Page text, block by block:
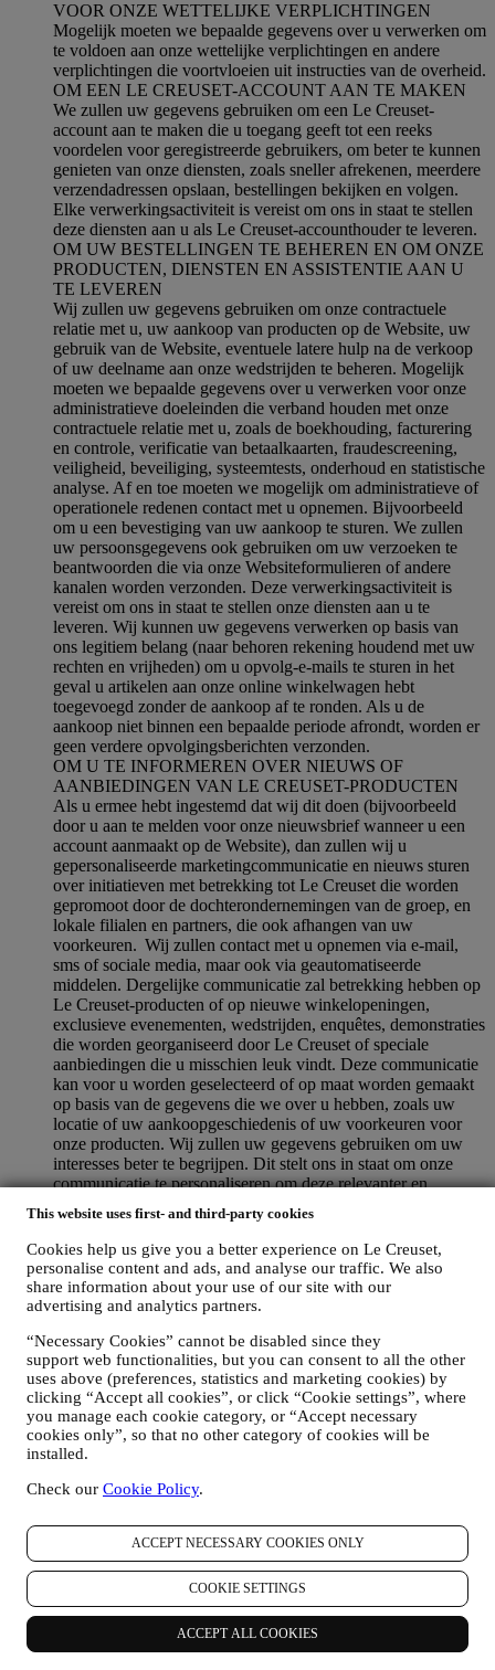
This website uses first- and third-party cookies
Cookies help us give you a better experience on Le Creuset,
personalise content and ads, and analyse our traffic. We also
share information about your use of our site with our
advertising and analytics partners.
“Necessary Cookies” cannot be disabled since they
support web functionalities, but you can consent to all the other
uses above (preferences, statistics and marketing cookies) by
clicking “Accept all cookies”, or click “Cookie settings”, where
you manage each cookie category, or “Accept necessary
cookies only”, so that no other category of cookies will be
installed.
Check our Cookie Policy.
ACCEPT NECESSARY COOKIES ONLY
COOKIE SETTINGS
ACCEPT ALL COOKIES
VOOR ONZE WETTELIJKE VERPLICHTINGEN
Mogelijk moeten we bepaalde gegevens over u verwerken om
te voldoen aan onze wettelijke verplichtingen en andere
verplichtingen die voortvloeien uit instructies van de overheid.
OM EEN LE CREUSET-ACCOUNT AAN TE MAKEN
We zullen uw gegevens gebruiken om een Le Creuset-
account aan te maken die u toegang geeft tot een reeks
voordelen voor geregistreerde gebruikers, om beter te kunnen
genieten van onze diensten, zoals sneller afrekenen, meerdere
verzendadressen opslaan, bestellingen bekijken en volgen.
Elke verwerkingsactiviteit is vereist om ons in staat te stellen
deze diensten aan u als Le Creuset-accounthouder te leveren.
OM UW BESTELLINGEN TE BEHEREN EN OM ONZE
PRODUCTEN, DIENSTEN EN ASSISTENTIE AAN U
TE LEVEREN
Wij zullen uw gegevens gebruiken om onze contractuele
relatie met u, uw aankoop van producten op de Website, uw
gebruik van de Website, eventuele latere hulp na de verkoop
of uw deelname aan onze wedstrijden te beheren. Mogelijk
moeten we bepaalde gegevens over u verwerken voor onze
administratieve doeleinden die verband houden met onze
contractuele relatie met u, zoals de boekhouding, facturering
en controle, verificatie van betaalkaarten, fraudescreening,
veiligheid, beveiliging, systeemtests, onderhoud en statistische
analyse. Af en toe moeten we mogelijk om administratieve of
operationele redenen contact met u opnemen. Bijvoorbeeld
om u een bevestiging van uw aankoop te sturen. We zullen
uw persoonsgegevens ook gebruiken om uw verzoeken te
beantwoorden die via onze Websiteformulieren of andere
kanalen worden verzonden. Deze verwerkingsactiviteit is
vereist om ons in staat te stellen onze diensten aan u te
leveren. Wij kunnen uw gegevens verwerken op basis van
ons legitiem belang (naar behoren rekening houdend met uw
rechten en vrijheden) om u opvolg-e-mails te sturen in het
geval u artikelen aan onze online winkelwagen hebt
toegevoegd zonder de aankoop af te ronden. Als u de
aankoop niet binnen een bepaalde periode afrondt, worden er
geen verdere opvolgingsberichten verzonden.
OM U TE INFORMEREN OVER NIEUWS OF
AANBIEDINGEN VAN LE CREUSET-PRODUCTEN
Als u ermee hebt ingestemd dat wij dit doen (bijvoorbeeld
door u aan te melden voor onze nieuwsbrief wanneer u een
account aanmaakt op de Website), dan zullen wij u
gepersonaliseerde marketingcommunicatie en nieuws sturen
over initiatieven met betrekking tot Le Creuset die worden
gepromoot door de dochterondernemingen van de groep, en
lokale filialen en partners, die ook afhangen van uw
voorkeuren. Wij zullen contact met u opnemen via e-mail,
sms of sociale media, maar ook via geautomatiseerde
middelen. Dergelijke communicatie zal betrekking hebben op
Le Creuset-producten of op nieuwe winkelopeningen,
exclusieve evenementen, wedstrijden, enquêtes, demonstraties
die worden georganiseerd door Le Creuset of speciale
aanbiedingen die u misschien leuk vindt. Deze communicatie
kan voor u worden geselecteerd of op maat worden gemaakt
op basis van de gegevens die we over u hebben, zoals uw
locatie of uw aankoopgeschiedenis of uw voorkeuren voor
onze producten. Wij zullen uw gegevens gebruiken om uw
interesses beter te begrijpen. Dit stelt ons in staat om onze
communicatie te personaliseren om deze relevanter en
interessanter te maken. Er zullen geen andere gevolgen zijn.
Wij verzamelen ook statistieken over het openen van e-mail
en klikgedrag met behulp van de in de sector gangbare
technologieën om ons te helpen onze nieuwsbrieven te
volgen. Deze verwerking is gebaseerd op uw toestemming
om gepersonaliseerde marketingcommunicatie van ons te
uitgeoefend op de plaatsen waar persoonsgegevens worden
verzameld door het juiste selectievakje aan te vinken of, als u
een Le Creuset-account heeft, via het Mijn account-gedeelte
van de Website. Afmelden : U kunt het ontvangen van onze
marketingcommunicatie of updates te allen tijde kosteloos
stopzetten via de methoden die bij de communicatie worden
weergegeven (om u bijvoorbeeld af te melden voor de
nieuwsbrief kunt u klikken op de afmeldlink onderaan elke e-
mail). Als u een Le Creuset account hebt, kunt u eenvoudig
uw marketingvoorkeuren beheren. Als u onze
marketingactiviteiten wilt stopzetten, kunt u in ieder geval een
e-mail sturen naarprivacy@lecreuset.com. Wij zullen uw
afmelding zo spoedig mogelijk verwerken, maar in sommige
gevallen kunt u nog enkele berichten ontvangen totdat de
afmelding volledig is verwerkt.
Weet dat wij uw contactgegevens en andere